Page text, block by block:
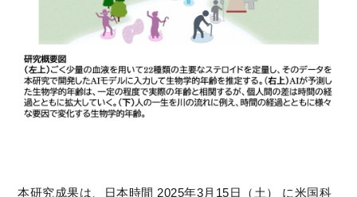
本研究成果は、日本時間 2025年3月15日（土） に米国科